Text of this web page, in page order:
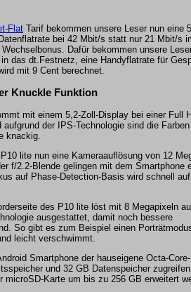
Flat Tarif bekommen unsere Leser nun eine
bei 42 Mbit/s statt nur 21 Mbit/s
Dafür bekommen unsere
das dt.Festnetz, eine Handyflatrate für
mit 9 Cent berechnet.
Knuckle Funktion
mit einem 5,2-Zoll-Display bei einer Full
der IPS-Technologie sind die
knackig.
lite nun eine Kameraauflösung von 12
f/2.2-Blende gelingen mit dem Smartphone
auf Phase-Detection-Basis wird schnell
des P10 lite löst mit 8 Megapixeln
ausgestattet, damit noch bessere
So gibt es zum Beispiel einen
leicht verschwimmt.
Smartphone der hauseigene Octa-
und 32 GB Datenspeicher
microSD-Karte um bis zu 256 GB erweitert